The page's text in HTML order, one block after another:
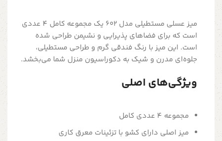
میز عسلی مستطیلی مدل 602 یک مجموعه کامل 4 عددی
است که برای فضاهای پذیرایی و نشیمن طراحی شده
است. این میز با رنگ فندقی گرم و طراحی مستطیلی،
جلوه‌ای مدرن و شیک به دکوراسیون منزل شما می‌بخشد.
ویژگی‌های اصلی
مجموعه 4 عددی کامل
میز اصلی دارای کشو با تزئینات معرق کاری